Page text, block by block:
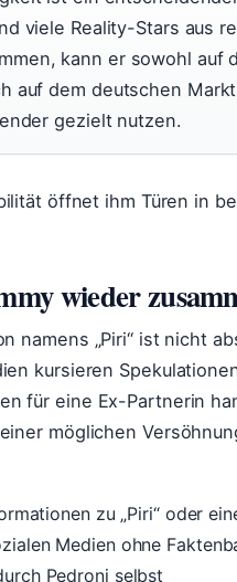
viele Reality-Stars aus
kann er sowohl auf
auf dem deutschen
gezielt nutzen.
öffnet ihm Türen in
wieder
namens „Piri“ ist nicht
kursieren
für eine Ex-Partnerin
möglichen
zu „Piri“ oder
Medien ohne
Pedroni selbst